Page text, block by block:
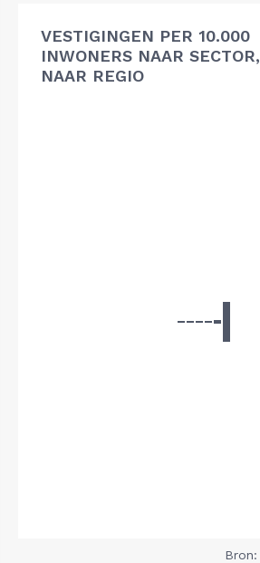
VESTIGINGEN PER 10.000
INWONERS NAAR SECTOR,
NAAR REGIO
Bron: